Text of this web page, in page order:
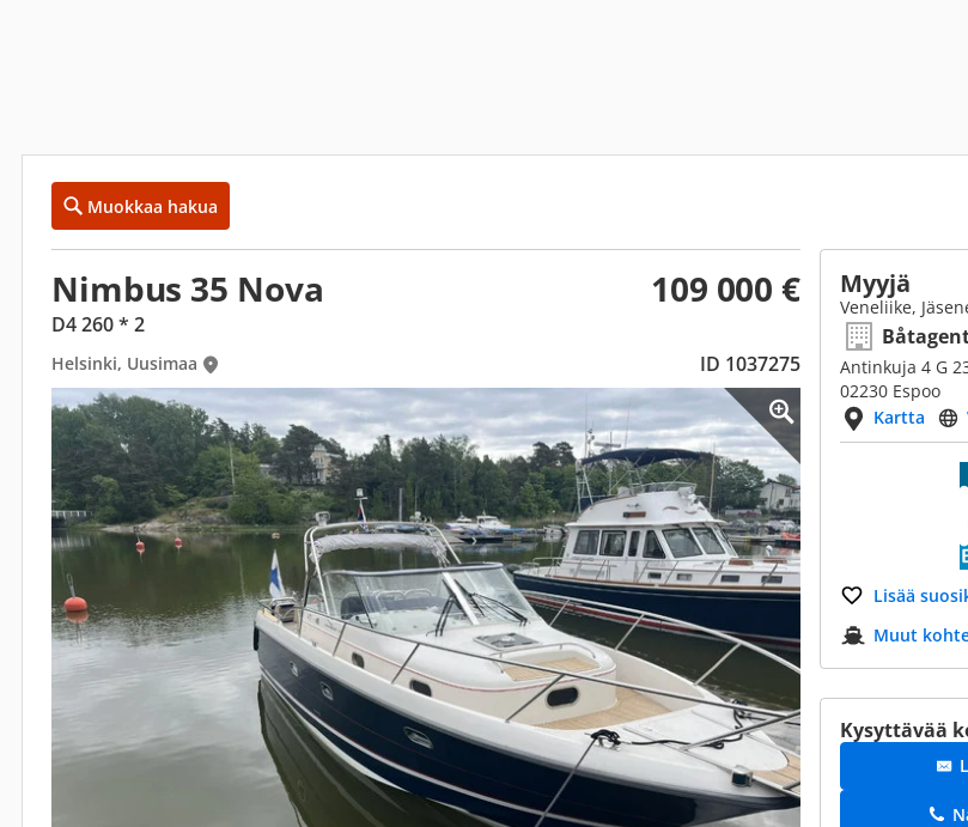
Muokkaa hakua
Nimbus 35 Nova 109 000 €
D4 260 * 2
Helsinki, Uusimaa ID 1037275
Myyjä
Veneliike,
Antinkuja 4 G
02230 Espoo
Kartta
Lisää
Muut
Kysyttävää